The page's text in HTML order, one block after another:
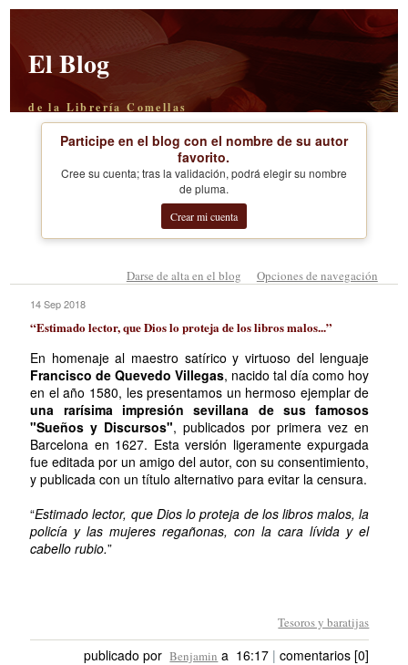
El Blog
de la Librería Comellas
Participe en el blog con el nombre de su autor
favorito.
Cree su cuenta; tras la validación, podrá elegir su nombre
de pluma.
Crear mi cuenta
Darse de alta en el blog Opciones de navegación
14 Sep 2018
“Estimado lector, que Dios lo proteja de los libros malos...”
En homenaje al maestro satírico y virtuoso del lenguaje
Francisco de Quevedo Villegas, nacido tal día como hoy
en el año 1580, les presentamos un hermoso ejemplar de
una rarísima impresión sevillana de sus famosos
"Sueños y Discursos", publicados por primera vez en
Barcelona en 1627. Esta versión ligeramente expurgada
fue editada por un amigo del autor, con su consentimiento,
y publicada con un título alternativo para evitar la censura.
“Estimado lector, que Dios lo proteja de los libros malos, la
policía y las mujeres regañonas, con la cara lívida y el
cabello rubio.”
Tesoros y baratijas
publicado por Benjamin a 16:17 |comentarios [0]